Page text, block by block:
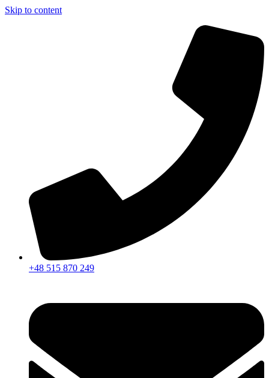
Skip to content
+48 515 870 249